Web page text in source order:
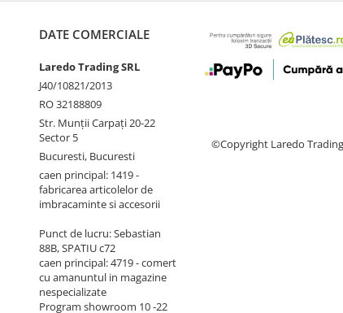
DATE COMERCIALE
Laredo Trading SRL
J40/10821/2013
RO 32188809
Str. Munții Carpați 20-22
Sector 5
Bucuresti, Bucuresti
caen principal: 1419 -
fabricarea articolelor de
imbracaminte si accesorii
Punct de lucru: Sebastian
88B, SPATIU c72
caen principal: 4719 - comert
cu amanuntul in magazine
nespecializate
Program showroom 10 -22
©Copyright Laredo Trading